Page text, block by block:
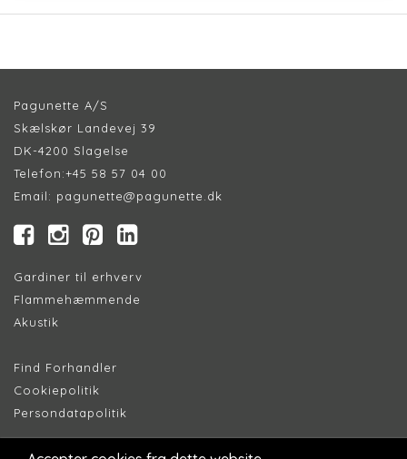
Pagunette A/S
Skælskør Landevej 39
DK-4200 Slagelse
Telefon:+45 58 57 04 00
Email: pagunette@pagunette.dk
Gardiner til erhverv
Flammehæmmende
Akustik
Find Forhandler
Cookiepolitik
Persondatapolitik